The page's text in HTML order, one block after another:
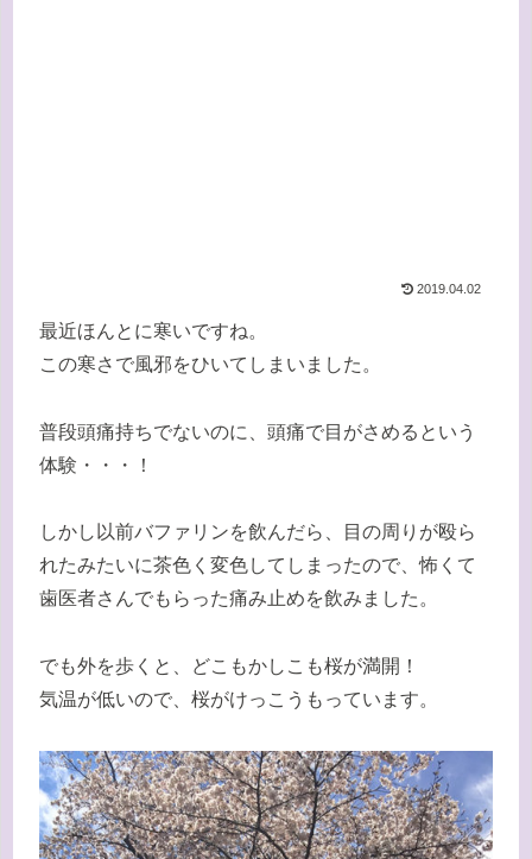
2019.04.02
最近ほんとに寒いですね。
この寒さで風邪をひいてしまいました。
普段頭痛持ちでないのに、頭痛で目がさめるという
体験・・・！
しかし以前バファリンを飲んだら、目の周りが殴ら
れたみたいに茶色く変色してしまったので、怖くて
歯医者さんでもらった痛み止めを飲みました。
でも外を歩くと、どこもかしこも桜が満開！
気温が低いので、桜がけっこうもっています。